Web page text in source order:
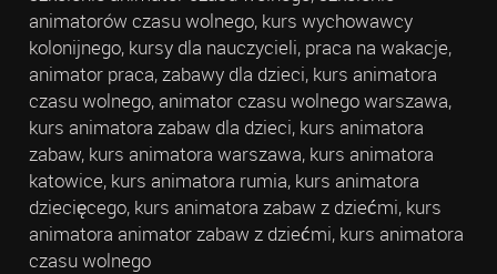
animatorów czasu wolnego, kurs wychowawcy
kolonijnego, kursy dla nauczycieli, praca na wakacje,
animator praca, zabawy dla dzieci, kurs animatora
czasu wolnego, animator czasu wolnego warszawa,
kurs animatora zabaw dla dzieci, kurs animatora
zabaw, kurs animatora warszawa, kurs animatora
katowice, kurs animatora rumia, kurs animatora
dziecięcego, kurs animatora zabaw z dziećmi, kurs
animatora animator zabaw z dziećmi, kurs animatora
czasu wolnego